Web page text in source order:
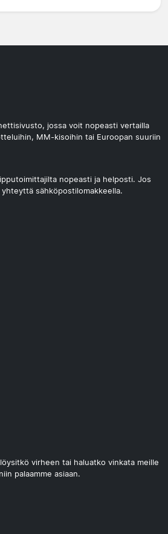
jossa voit nopeasti vertailla
MM-kisoihin tai Euroopan suuriin
nopeasti ja helposti. Jos
sähköpostilomakkeella.
virheen tai haluatko vinkata meille
palaamme asiaan.